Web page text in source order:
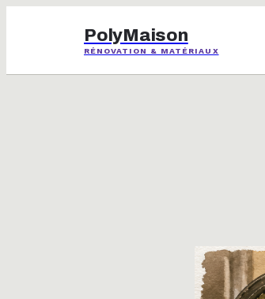
PolyMaison
RÉNOVATION & MATÉRIAUX